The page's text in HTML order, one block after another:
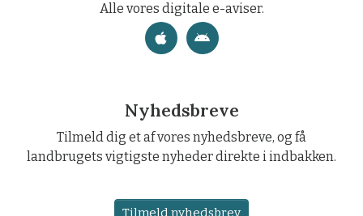
Alle vores digitale e-aviser.
Nyhedsbreve
Tilmeld dig et af vores nyhedsbreve, og få
landbrugets vigtigste nyheder direkte i indbakken.
Tilmeld nyhedsbrev